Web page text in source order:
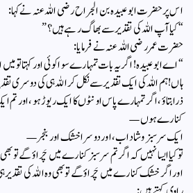
اس پر حضرت ابو عبیدہ بن الجراح رضی اللہ عنہ نے کہا:
“کیا آپ اللہ کی تقدیر سے بھاگ رہے ہیں؟”
حضرت عمر رضی اللہ عنہ نے فرمایا:
“اے ابو عبیدہ! اگر یہ بات تمہارے سوا کوئی اور کہتا تو
ہاں! ہم اللہ کی ایک تقدیر سے نکل کر اللہ ہی کی دوسری
ذرا بتاؤ، اگر تمہارے پاس اونٹوں کا ایک ریوڑ ہو، اور
کنارے ہوں—
ایک سرسبز و شاداب، اور دوسرا خشک اور بنجر—
تو کیا ایسا نہیں کہ اگر تم سرسبز کنارے میں چَراؤ گے تو
اور اگر خشک کنارے میں چَراؤ گے تو بھی وہ اللہ کی